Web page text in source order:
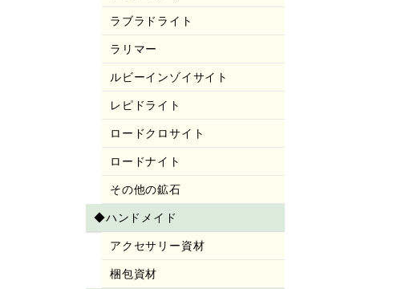
ラブラドライト
ラリマー
ルビーインゾイサイト
レピドライト
ロードクロサイト
ロードナイト
その他の鉱石
◆ハンドメイド
アクセサリー資材
梱包資材